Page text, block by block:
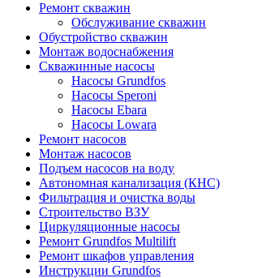
Ремонт скважин
Обслуживание скважин
Обустройство скважин
Монтаж водоснабжения
Скважинные насосы
Насосы Grundfos
Насосы Speroni
Насосы Ebara
Насосы Lowara
Ремонт насосов
Монтаж насосов
Подъем насосов на воду
Автономная канализация (КНС)
Фильтрация и очистка воды
Строительство ВЗУ
Циркуляционные насосы
Ремонт Grundfos Multilift
Ремонт шкафов управления
Инструкции Grundfos